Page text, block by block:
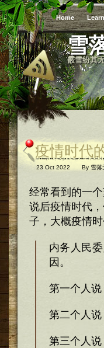
Home
雪
霰雪纷其
疫情时代
23 Oct 2022 By 雪落
经常看到的一
说后疫情时代
子，大概疫情时
内务人民
因。
第一个人说
第二个人说
第三个人说